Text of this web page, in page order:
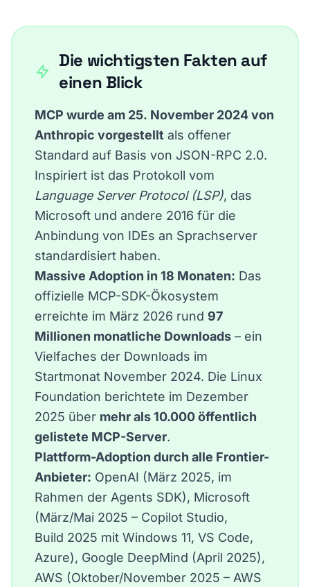
Die wichtigsten Fakten auf
einen Blick
MCP wurde am 25. November 2024 von
Anthropic vorgestellt als offener
Standard auf Basis von JSON-RPC 2.0.
Inspiriert ist das Protokoll vom
Language Server Protocol (LSP), das
Microsoft und andere 2016 für die
Anbindung von IDEs an Sprachserver
standardisiert haben.
Massive Adoption in 18 Monaten: Das
offizielle MCP-SDK-Ökosystem
erreichte im März 2026 rund 97
Millionen monatliche Downloads – ein
Vielfaches der Downloads im
Startmonat November 2024. Die Linux
Foundation berichtete im Dezember
2025 über mehr als 10.000 öffentlich
gelistete MCP-Server.
Plattform-Adoption durch alle Frontier-
Anbieter: OpenAI (März 2025, im
Rahmen der Agents SDK), Microsoft
(März/Mai 2025 – Copilot Studio,
Build 2025 mit Windows 11, VS Code,
Azure), Google DeepMind (April 2025),
AWS (Oktober/November 2025 – AWS